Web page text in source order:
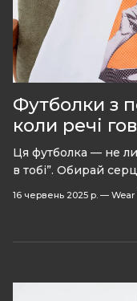
Футболки з
коли речі
Ця футболка — не
в тобі”. Обирай
16 червень 2025 р. — Wear